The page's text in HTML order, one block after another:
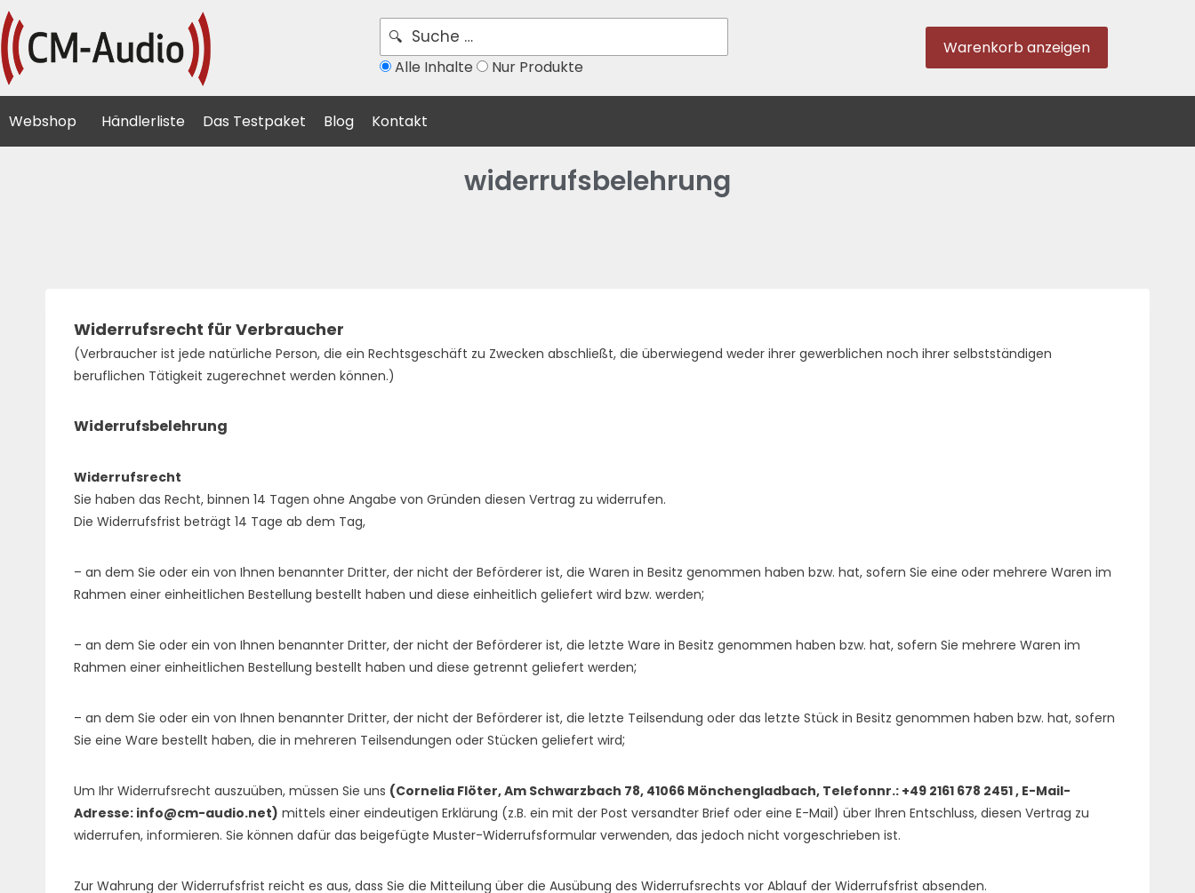
Alle Inhalte Nur Produkte
Warenkorb anzeigen
Webshop Händlerliste Das Testpaket Blog Kontakt
widerrufsbelehrung
Widerrufsrecht für Verbraucher
(Verbraucher ist jede natürliche Person, die ein Rechtsgeschäft zu Zwecken abschließt, die überwiegend weder ihrer gewerblichen noch ihrer selbstständigen
beruflichen Tätigkeit zugerechnet werden können.)
Widerrufsbelehrung
Widerrufsrecht
Sie haben das Recht, binnen 14 Tagen ohne Angabe von Gründen diesen Vertrag zu widerrufen.
Die Widerrufsfrist beträgt 14 Tage ab dem Tag,
– an dem Sie oder ein von Ihnen benannter Dritter, der nicht der Beförderer ist, die Waren in Besitz genommen haben bzw. hat, sofern Sie eine oder mehrere Waren im
Rahmen einer einheitlichen Bestellung bestellt haben und diese einheitlich geliefert wird bzw. werden;
– an dem Sie oder ein von Ihnen benannter Dritter, der nicht der Beförderer ist, die letzte Ware in Besitz genommen haben bzw. hat, sofern Sie mehrere Waren im
Rahmen einer einheitlichen Bestellung bestellt haben und diese getrennt geliefert werden;
– an dem Sie oder ein von Ihnen benannter Dritter, der nicht der Beförderer ist, die letzte Teilsendung oder das letzte Stück in Besitz genommen haben bzw. hat, sofern
Sie eine Ware bestellt haben, die in mehreren Teilsendungen oder Stücken geliefert wird;
Um Ihr Widerrufsrecht auszuüben, müssen Sie uns (Cornelia Flöter, Am Schwarzbach 78, 41066 Mönchengladbach, Telefonnr.: +49 2161 678 2451 , E-Mail-
Adresse: info@cm-audio.net) mittels einer eindeutigen Erklärung (z.B. ein mit der Post versandter Brief oder eine E-Mail) über Ihren Entschluss, diesen Vertrag zu
widerrufen, informieren. Sie können dafür das beigefügte Muster-Widerrufsformular verwenden, das jedoch nicht vorgeschrieben ist.
Zur Wahrung der Widerrufsfrist reicht es aus, dass Sie die Mitteilung über die Ausübung des Widerrufsrechts vor Ablauf der Widerrufsfrist absenden.